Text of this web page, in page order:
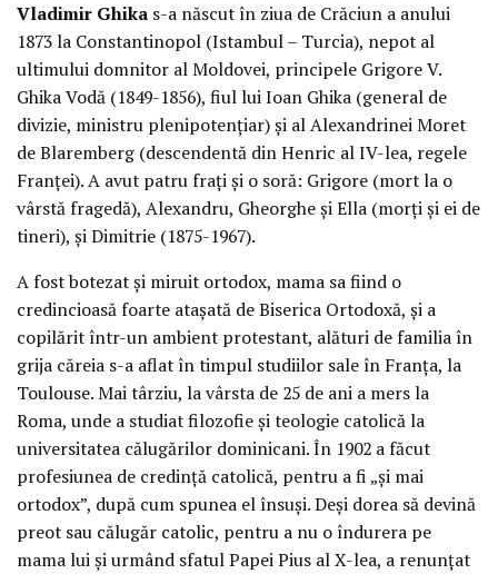
Vladimir Ghika s-a născut în ziua de Crăciun a anului
1873 la Constantinopol (Istambul – Turcia), nepot al
ultimului domnitor al Moldovei, principele Grigore V.
Ghika Vodă (1849-1856), fiul lui Ioan Ghika (general de
divizie, ministru plenipotenţiar) şi al Alexandrinei Moret
de Blaremberg (descendentă din Henric al IV-lea, regele
Franţei). A avut patru fraţi şi o soră: Grigore (mort la o
vârstă fragedă), Alexandru, Gheorghe şi Ella (morţi şi ei de
tineri), şi Dimitrie (1875-1967).
A fost botezat şi miruit ortodox, mama sa fiind o
credincioasă foarte ataşată de Biserica Ortodoxă, şi a
copilărit într-un ambient protestant, alături de familia în
grija căreia s-a aflat în timpul studiilor sale în Franţa, la
Toulouse. Mai târziu, la vârsta de 25 de ani a mers la
Roma, unde a studiat filozofie şi teologie catolică la
universitatea călugărilor dominicani. În 1902 a făcut
profesiunea de credinţă catolică, pentru a fi „şi mai
ortodox”, după cum spunea el însuşi. Deşi dorea să devină
preot sau călugăr catolic, pentru a nu o îndurera pe
mama lui şi urmând sfatul Papei Pius al X-lea, a renunţat